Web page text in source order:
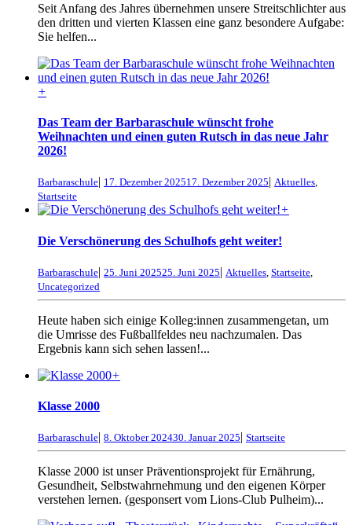
Seit Anfang des Jahres übernehmen unsere Streitschlichter aus
den dritten und vierten Klassen eine ganz besondere Aufgabe:
Sie helfen...
+
Das Team der Barbaraschule wünscht frohe
Weihnachten und einen guten Rutsch in das neue Jahr
2026!
Barbaraschule| 17. Dezember 202517. Dezember 2025| Aktuelles,
Startseite
+
Die Verschönerung des Schulhofs geht weiter!
Barbaraschule| 25. Juni 202525. Juni 2025| Aktuelles Startseite
Uncategorized
Heute haben sich einige Kolleg:innen zusammengetan, um
die Umrisse des Fußballfeldes neu nachzumalen. Das
Ergebnis kann sich sehen lassen!...
+
Klasse 2000
Barbaraschule 8. Oktober 202430. Januar 2025 Startseite
Klasse 2000 ist unser Präventionsprojekt für Ernährung,
Gesundheit, Selbstwahrnehmung und den eigenen Körper
verstehen lernen. (gesponsert vom Lions-Club Pulheim)...